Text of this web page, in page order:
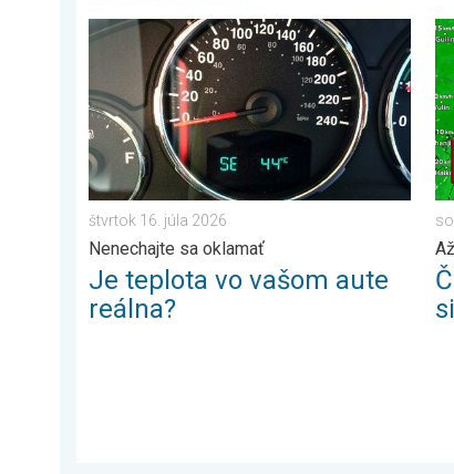
Je teplota vo vašom aute reálna?.
štvrtok 16. júla 2026
Nenechajte sa oklamať
Je teplota vo vašom aute
reálna?